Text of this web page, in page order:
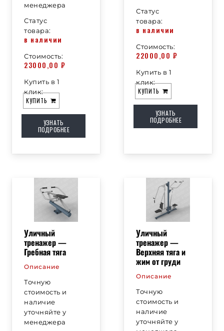
менеджера
Статус
товара:
в наличии
Стоимость:
23000,00 ₽
Купить в 1
клик:
КУПИТЬ
УЗНАТЬ
ПОДРОБНЕЕ
Статус
товара:
в наличии
Стоимость:
22000,00 ₽
Купить в 1
клик:
КУПИТЬ
УЗНАТЬ
ПОДРОБНЕЕ
Уличный
тренажер —
Гребная тяга
Описание
Точную
стоимость и
наличие
уточняйте у
менеджера
Уличный
тренажер —
Верхняя тяга и
жим от груди
Описание
Точную
стоимость и
наличие
уточняйте у